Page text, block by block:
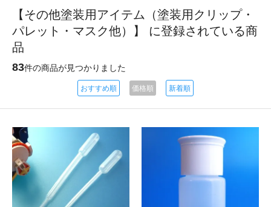
【その他塗装用アイテム（塗装用クリップ・
パレット・マスク他）】 に登録されている商
品
83件の商品が見つかりました
おすすめ順 価格順 新着順